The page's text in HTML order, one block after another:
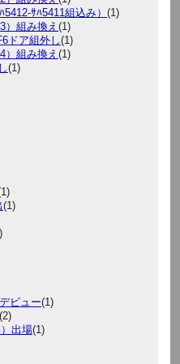
ｻﾊ5411組込み） (1)
）組み換え (1)
ドア組外し(1)
）組み換え (1)
(1)
(1)
ビュー(1)
出場(1)